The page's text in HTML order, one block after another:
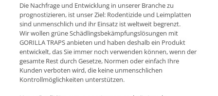
Die Nachfrage und Entwicklung in unserer Branche zu
prognostizieren, ist unser Ziel: Rodentizide und Leimplatten
sind unmenschlich und ihr Einsatz ist weltweit begrenzt.
Wir wollen grüne Schädlingsbekämpfungslösungen mit
GORILLA TRAPS anbieten und haben deshalb ein Produkt
entwickelt, das Sie immer noch verwenden können, wenn der
gesamte Rest durch Gesetze, Normen oder einfach Ihre
Kunden verboten wird, die keine unmenschlichen
Kontrollmöglichkeiten unterstützen.